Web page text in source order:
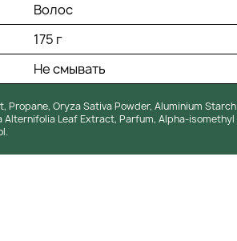
Волос
175 г
Не смывать
Propane, Oryza Sativa Powder, Aluminium Starch
Alternifolia Leaf Extract, Parfum, Alpha-isomethyl